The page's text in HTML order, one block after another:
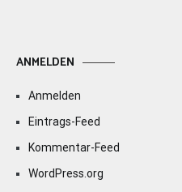
ANMELDEN
Anmelden
Eintrags-Feed
Kommentar-Feed
WordPress.org